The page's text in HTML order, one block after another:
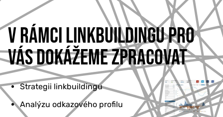
V RÁMCI LINKBUILDINGU PRO
VÁS DOKÁŽEME ZPRACOVAT
Strategii linkbuildingu
Analýzu odkazového profilu